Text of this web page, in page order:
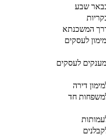
שבע
המשכנתא
לעסקים
לעסקים
דירה
חד